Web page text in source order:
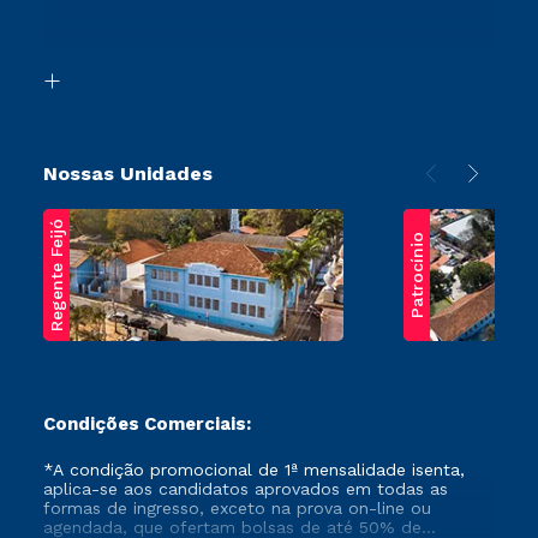
Transferência
Nossas Unidades
Regente Feijó Patrocínio
Condições Comerciais:
*A condição promocional de 1ª mensalidade isenta,
aplica-se aos candidatos aprovados em todas as
formas de ingresso, exceto na prova on-line ou
agendada, que ofertam bolsas de até 50% de